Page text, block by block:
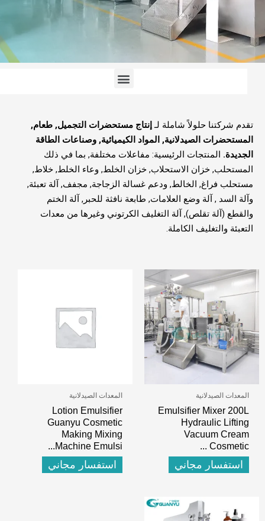
قائمة
تقدم شركتنا حلولاً شاملة لـإنتاج مستحضرات التجميل, طعام,
المستحضرات الصيدلانية, المواد الكيميائية, وصناعات الطاقة
الجديدة. المنتجات الرئيسية: مفاعلات مختلفة, بما في ذلك
المستحلب, خزان الاستحلاب, خزان الخلط, وعاء الخلط, خلاط,
مستحلب فراغ, الخالط, ودعم غسالة الزجاجة, مجفف, آلة تعبئة,
وآلة السد , آلة وضع العلامات, طابعة نافثة للحبر, آلة الختم
والقطع (آلة تقلص), آلة التغليف الكرتوني وغيرها من معدات
التعبئة والتغليف الكاملة.
المعدات الصيدلانية
Emulsifier Mixer 200L
Hydraulic Lifting
Vacuum Cream
Cosmetic
استفسار مجاني
المعدات الصيدلانية
Lotion Emulsifier
Guanyu Cosmetic
Making Mixing
Machine Emulsi..
استفسار مجاني